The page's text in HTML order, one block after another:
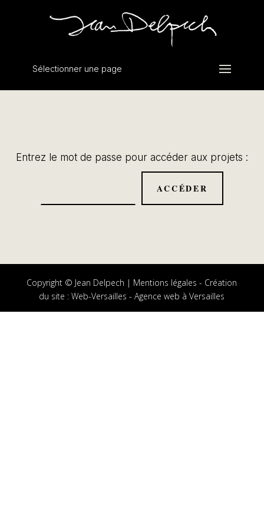
Sélectionner une page
Entrez le mot de passe pour accéder aux projets :
Copyright © Jean Delpech | Mentions légales - Création
du site :Web-Versailles - Agence web à Versailles